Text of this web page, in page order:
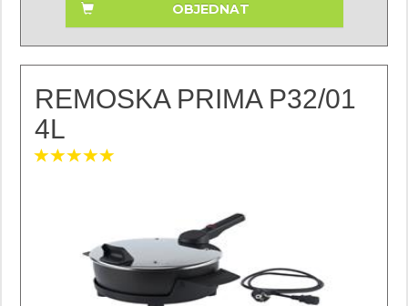
OBJEDNAT
REMOSKA PRIMA P32/01
4L